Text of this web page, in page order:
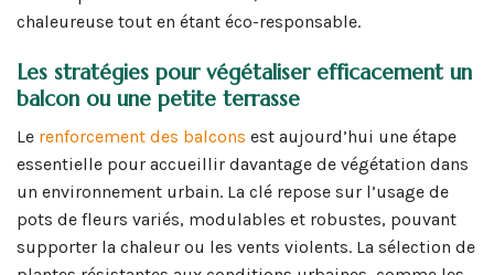
chaleureuse tout en étant éco-responsable.
Les stratégies pour végétaliser efficacement un
balcon ou une petite terrasse
Le renforcement des balcons est aujourd’hui une étape
essentielle pour accueillir davantage de végétation dans
un environnement urbain. La clé repose sur l’usage de
pots de fleurs variés, modulables et robustes, pouvant
supporter la chaleur ou les vents violents. La sélection de